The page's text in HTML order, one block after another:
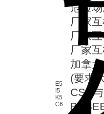
E5
I5
K5
C6
危险
厂家
厂家
厂家
加拿
(要求
CSA